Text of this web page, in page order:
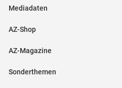
Mediadaten
AZ-Shop
AZ-Magazine
Sonderthemen